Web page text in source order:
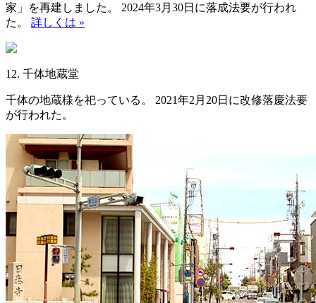
家」を再建しました。 2024年3月30日に落成法要が行われ
た。 詳しくは »
12. 千体地蔵堂
千体の地蔵様を祀っている。 2021年2月20日に改修落慶法要
が行われた。